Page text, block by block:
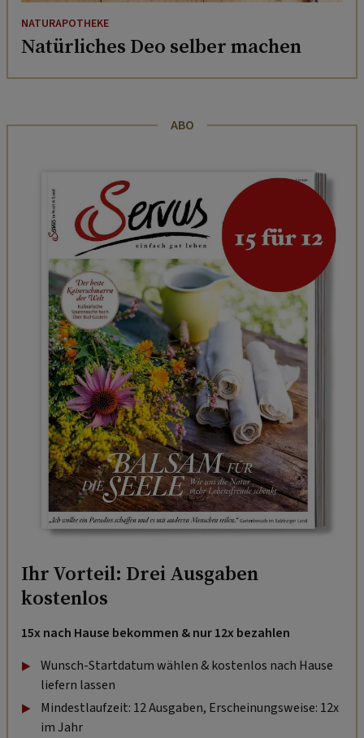
NATURAPOTHEKE
Natürliches Deo selber machen
ABO
Ihr Vorteil: Drei Ausgaben
kostenlos
15x nach Hause bekommen & nur 12x bezahlen
Wunsch-Startdatum wählen & kostenlos nach Hause
liefern lassen
Mindestlaufzeit: 12 Ausgaben, Erscheinungsweise: 12x
im Jahr